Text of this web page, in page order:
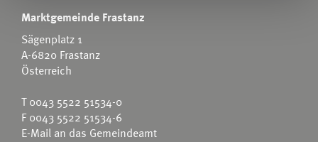
Marktgemeinde Frastanz
Sägenplatz 1
A-6820 Frastanz
Österreich
T0043 5522 51534-0
F 0043 5522 51534-6
E-Mail an das Gemeindeamt